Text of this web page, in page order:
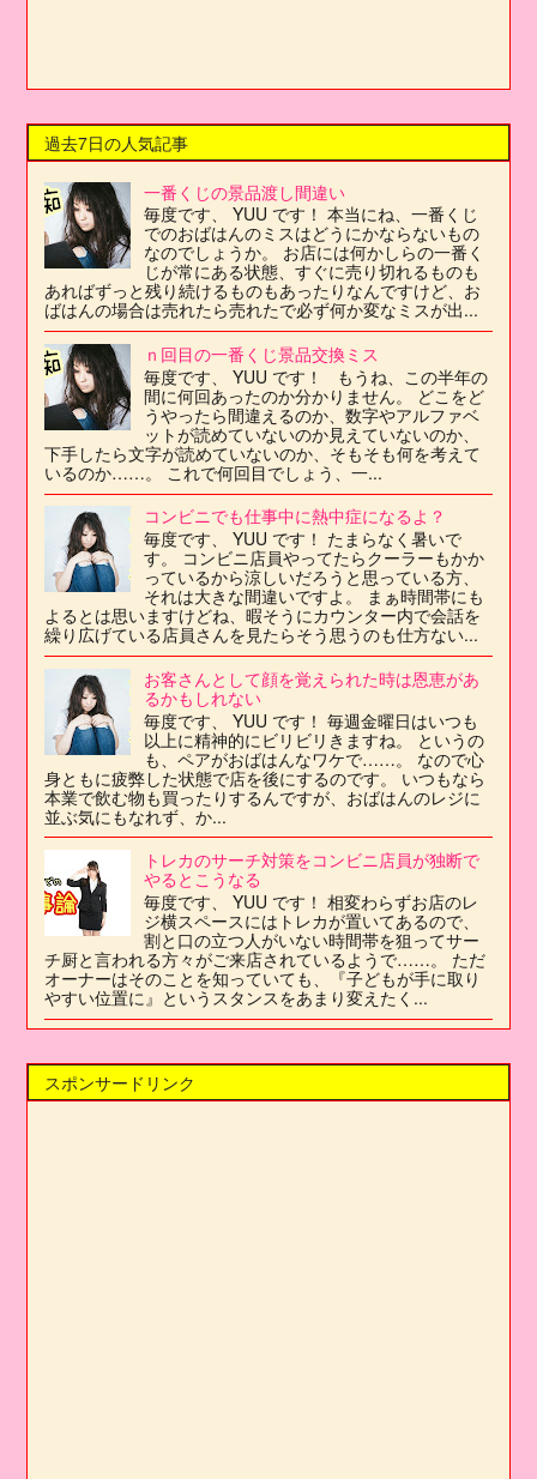
過去7日の人気記事
一番くじの景品渡し間違い
毎度です、 YUU です！ 本当にね、一番くじ
でのおばはんのミスはどうにかならないもの
なのでしょうか。 お店には何かしらの一番く
じが常にある状態、すぐに売り切れるものも
あればずっと残り続けるものもあったりなんですけど、お
ばはんの場合は売れたら売れたで必ず何か変なミスが出...
ｎ回目の一番くじ景品交換ミス
毎度です、 YUU です！ もうね、この半年の
間に何回あったのか分かりません。 どこをど
うやったら間違えるのか、数字やアルファベ
ットが読めていないのか見えていないのか、
下手したら文字が読めていないのか、そもそも何を考えて
いるのか……。 これで何回目でしょう、一...
コンビニでも仕事中に熱中症になるよ？
毎度です、 YUU です！ たまらなく暑いで
す。 コンビニ店員やってたらクーラーもかか
っているから涼しいだろうと思っている方、
それは大きな間違いですよ。 まぁ時間帯にも
よるとは思いますけどね、暇そうにカウンター内で会話を
繰り広げている店員さんを見たらそう思うのも仕方ない...
お客さんとして顔を覚えられた時は恩恵があ
るかもしれない
毎度です、 YUU です！ 毎週金曜日はいつも
以上に精神的にビリビリきますね。 というの
も、ペアがおばはんなワケで……。 なので心
身ともに疲弊した状態で店を後にするのです。 いつもなら
本業で飲む物も買ったりするんですが、おばはんのレジに
並ぶ気にもなれず、か...
トレカのサーチ対策をコンビニ店員が独断で
やるとこうなる
毎度です、 YUU です！ 相変わらずお店のレ
ジ横スペースにはトレカが置いてあるので、
割と口の立つ人がいない時間帯を狙ってサー
チ厨と言われる方々がご来店されているようで……。 ただ
オーナーはそのことを知っていても、『子どもが手に取り
やすい位置に』というスタンスをあまり変えたく...
スポンサードリンク